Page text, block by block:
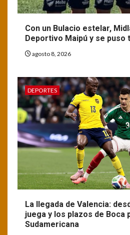
Con un Bulacio estelar,
Deportivo Maipú y se puso
agosto 8, 2026
DEPORTES
La llegada de Valencia:
juega y los plazos de Boca
Sudamericana